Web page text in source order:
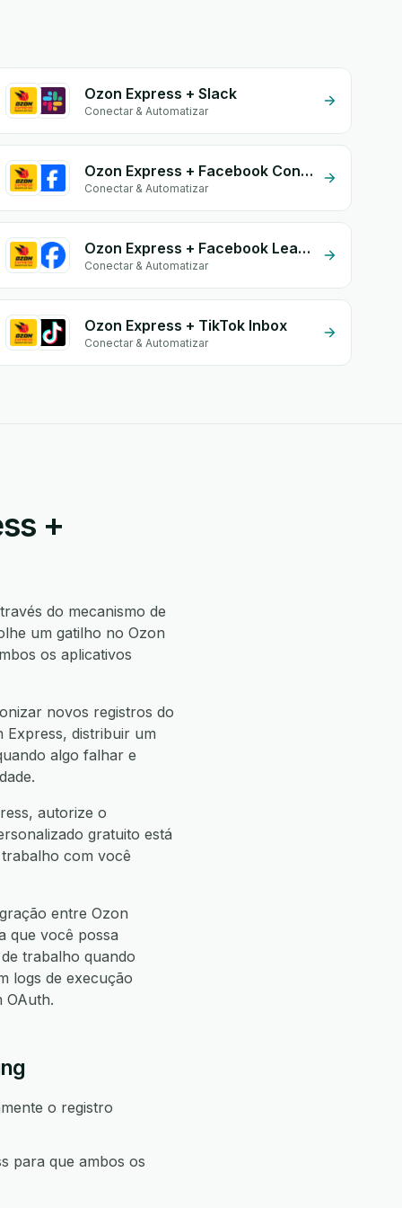
Ozon Express + Slack
Conectar & Automatizar
Ozon Express + Facebook Conversion API (CAPI)
Conectar & Automatizar
Ozon Express + Facebook Leads
Conectar & Automatizar
Ozon Express + TikTok Inbox
Conectar & Automatizar
+
do mecanismo de
um gatilho no Ozon
os aplicativos
novos registros do
Express, distribuir um
algo falhar e
autorize o
gratuito está
com você
entre Ozon
que você possa
trabalho quando
logs de execução
OAuth.
o registro
para que ambos os